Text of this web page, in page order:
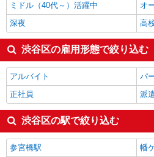
ミドル（40代～）活躍中
オ
深夜
高
渋谷区の雇用形態で絞り込む
アルバイト
パ
正社員
派
渋谷区の駅で絞り込む
参宮橋駅
幡